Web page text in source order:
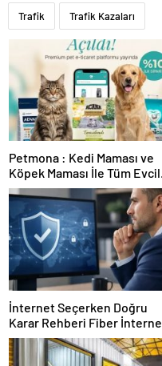
Trafik Trafik Kazaları
Petmona : Kedi Maması ve
Köpek Maması İle Tüm Evcil
Hayvan Ürünleri
İnternet Seçerken Doğru
Karar Rehberi Fiber İnternet
ve Ev İnterneti